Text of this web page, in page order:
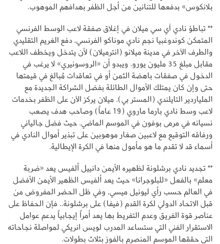
بلانكوس» بدفعها للتنانين من أجل الظفر بهدافهم الموهوب.
** تباطؤ نادي آي سي ميلان في إغلاق صفقة لاعب الوسط الفرنسي
المتمكن كوندوغبيا نجم نادي موناكو الفرنسي، دفع الغريم التقليدي
والطرف الآخر في مدينة ميلانو (انترميلان) لأن يتدخل ويخطف اللاعب
مقابل مبلغ 35 مليون يورو. ويبدو أن «الروسونيري» لا يرغب في
الدخول في صفقات باهضة الثمن أو في تعاقدات مُبالغ في قيمتها
حتى وإن كان يمتلك الأموال الطائلة بفضل الشراكة الجديدة مع
الملياردير التايلندي (المستر بي). ميلان يركز الآن على الظفر بخدمات
لاعب وسط نادي بارما ماروي (19 عاماً) وصاحب هدف يصعب
نسيانه في مرمى بوفون في الموسم الماضي. حيث فضل جالياني
ورفاقه التوقيع مع لاعبين صغار موهوبين على تبذير أموال النادي في
أسماء قد لا تقدم ما هو مأمول منها في الكرة الإيطالية.
** تجديد نادي برشلونة لظهيره الأيمن دانييل ألفيس يعد «ضربة
معلم» بالفعل «للبلوجرانا» حيث يعد ألفيس الظهير الأيمن الأفضل
في العالم حسب رأي ليونيل ميسي، وفي ظل الحضر المفروض من
قبل الاتحاد الدولي لكرة القدم (فيفا) على برشلونة.. فإن الحفاظ على
عناصر قوة الفريق وعدم التفريط بها يعد أمراً إيجابياً يدعم عوامل
الاستقرار الفني التي ستساعد المدرب لويس انريكي لمواصلة نجاحاته
التي حققها الموسم المنصرم بالفوز بثلاث بطولات.